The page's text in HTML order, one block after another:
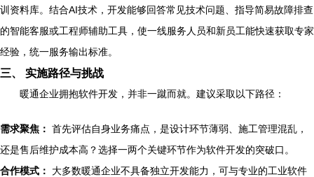
训资料库。结合AI技术，开发能够回答常见技术问题、指导简易故障排查
的智能客服或工程师辅助工具，使一线服务人员和新员工能快速获取专家
经验，统一服务输出标准。
三、 实施路径与挑战
暖通企业拥抱软件开发，并非一蹴而就。建议采取以下路径：
需求聚焦： 首先评估自身业务痛点，是设计环节薄弱、施工管理混乱，
还是售后维护成本高？选择一两个关键环节作为软件开发的突破口。
合作模式：
大多数暖通企业不具备独立开发能力，可与专业的工业软件